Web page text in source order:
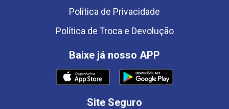
Política de Privacidade
Política de Troca e Devolução
Baixe já nosso APP
Site Seguro